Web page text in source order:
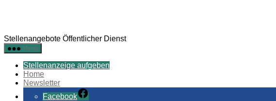
Stellenangebote Öffentlicher Dienst
Menü
Stellenanzeige aufgeben
Home
Newsletter
Facebook